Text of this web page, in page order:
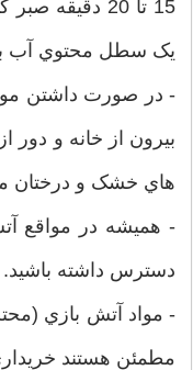
15 تا 20
يک سطل محتوي آب
- در صورت داشتن
بيرون از خانه و
هاي خشک و درختان
- هميشه در مواقع
دسترس داشته باشيد.
- مواد آتش بازي
مطمئن هستند